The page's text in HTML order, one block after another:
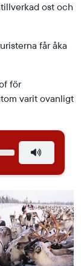
ost och
får åka
för
varit ovanligt
Stäng av